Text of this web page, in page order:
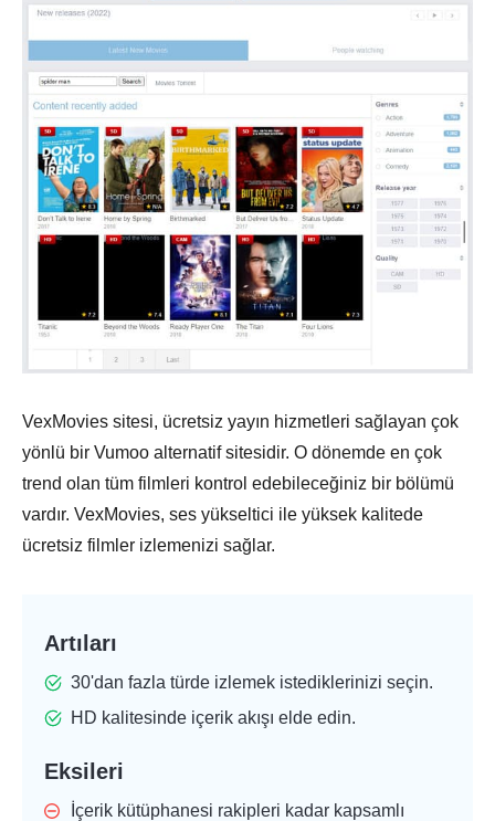
VexMovies sitesi, ücretsiz yayın hizmetleri sağlayan çok
yönlü bir Vumoo alternatif sitesidir. O dönemde en çok
trend olan tüm filmleri kontrol edebileceğiniz bir bölümü
vardır. VexMovies, ses yükseltici ile yüksek kalitede
ücretsiz filmler izlemenizi sağlar.
Artıları
30'dan fazla türde izlemek istediklerinizi seçin.
HD kalitesinde içerik akışı elde edin.
Eksileri
İçerik kütüphanesi rakipleri kadar kapsamlı